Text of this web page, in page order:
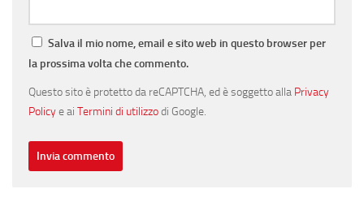
Salva il mio nome, email e sito web in questo browser per
la prossima volta che commento.
Questo sito è protetto da reCAPTCHA, ed è soggetto alla Privacy
Policye ai Termini di utilizzodi Google.